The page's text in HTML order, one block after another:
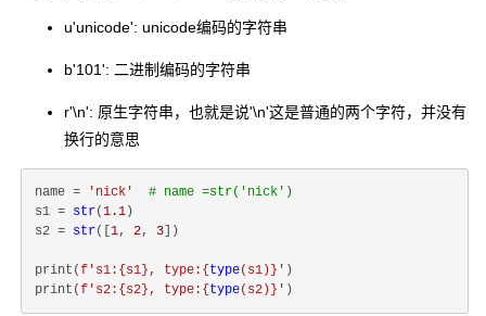
u'unicode': unicode编码的字符串
b'101': 二进制编码的字符串
r'\n': 原生字符串，也就是说'\n'这是普通的两个字符，并没有
换行的意思
name = 'nick'
# name =str('nick')
s1 = str(1.1 )
s2 = str([ 1, 2, 3 ])
print(f's1: {s1}, type: { type(s1)} ' )
print(f's2: {s2}, type: { type(s2)} '